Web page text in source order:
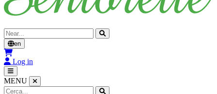
Cerca
en
Log in
MENU